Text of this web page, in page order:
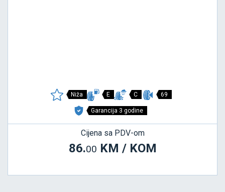
Niža E C 69
Garancija 3 godine
Cijena sa PDV-om
86.00 KM / KOM